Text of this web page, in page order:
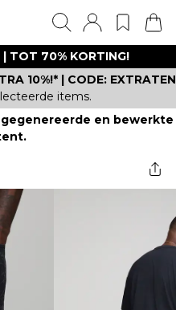
| TOT 70% KORTING!
10%!* | CODE: EXTRATEN
items.
en bewerkte